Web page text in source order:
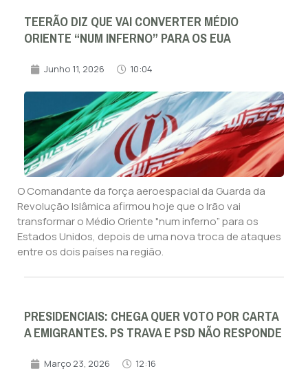
TEERÃO DIZ QUE VAI CONVERTER MÉDIO
ORIENTE “NUM INFERNO” PARA OS EUA
Junho 11, 2026 10:04
O Comandante da força aeroespacial da Guarda da
Revolução Islâmica afirmou hoje que o Irão vai
transformar o Médio Oriente "num inferno” para os
Estados Unidos, depois de uma nova troca de ataques
entre os dois países na região.
PRESIDENCIAIS: CHEGA QUER VOTO POR CARTA
A EMIGRANTES. PS TRAVA E PSD NÃO RESPONDE
Março 23, 2026 12:16